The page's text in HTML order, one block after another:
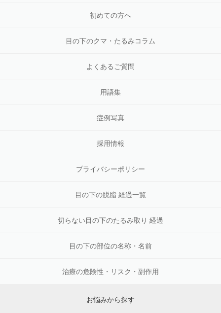
初めての方へ
目の下のクマ・たるみコラム
よくあるご質問
用語集
症例写真
採用情報
プライバシーポリシー
目の下の脱脂 経過一覧
切らない目の下のたるみ取り 経過
目の下の部位の名称・名前
治療の危険性・リスク・副作用
お悩みから探す